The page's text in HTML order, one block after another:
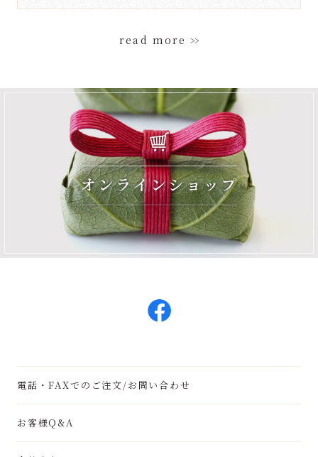
read more >>
電話・FAXでのご注文/お問い合わせ
お客様Q&A